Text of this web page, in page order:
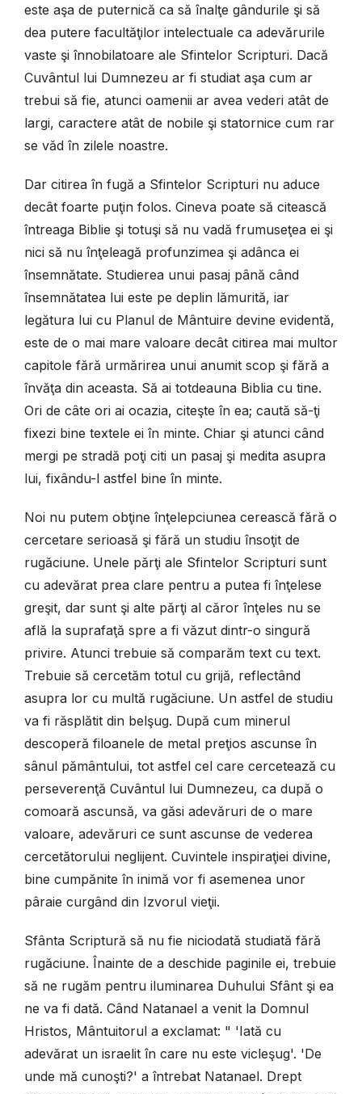
este aşa de puternică ca să înalţe gândurile şi să
dea putere facultăţilor intelectuale ca adevărurile
vaste şi înnobilatoare ale Sfintelor Scripturi. Dacă
Cuvântul lui Dumnezeu ar fi studiat aşa cum ar
trebui să fie, atunci oamenii ar avea vederi atât de
largi, caractere atât de nobile şi statornice cum rar
se văd în zilele noastre.
Dar citirea în fugă a Sfintelor Scripturi nu aduce
decât foarte puţin folos. Cineva poate să citească
întreaga Biblie şi totuşi să nu vadă frumuseţea ei şi
nici să nu înţeleagă profunzimea şi adânca ei
însemnătate. Studierea unui pasaj până când
însemnătatea lui este pe deplin lămurită, iar
legătura lui cu Planul de Mântuire devine evidentă,
este de o mai mare valoare decât citirea mai multor
capitole fără urmărirea unui anumit scop şi fără a
învăţa din aceasta. Să ai totdeauna Biblia cu tine.
Ori de câte ori ai ocazia, citeşte în ea; caută să-ţi
fixezi bine textele ei în minte. Chiar şi atunci când
mergi pe stradă poţi citi un pasaj şi medita asupra
lui, fixându-l astfel bine în minte.
Noi nu putem obţine înţelepciunea cerească fără o
cercetare serioasă şi fără un studiu însoţit de
rugăciune. Unele părţi ale Sfintelor Scripturi sunt
cu adevărat prea clare pentru a putea fi înţelese
greşit, dar sunt şi alte părţi al căror înţeles nu se
află la suprafaţă spre a fi văzut dintr-o singură
privire. Atunci trebuie să comparăm text cu text.
Trebuie să cercetăm totul cu grijă, reflectând
asupra lor cu multă rugăciune. Un astfel de studiu
va fi răsplătit din belşug. După cum minerul
descoperă filoanele de metal preţios ascunse în
sânul pământului, tot astfel cel care cercetează cu
perseverenţă Cuvântul lui Dumnezeu, ca după o
comoară ascunsă, va găsi adevăruri de o mare
valoare, adevăruri ce sunt ascunse de vederea
cercetătorului neglijent. Cuvintele inspiraţiei divine,
bine cumpănite în inimă vor fi asemenea unor
pâraie curgând din Izvorul vieţii.
Sfânta Scriptură să nu fie niciodată studiată fără
rugăciune. Înainte de a deschide paginile ei, trebuie
să ne rugăm pentru iluminarea Duhului Sfânt şi ea
ne va fi dată. Când Natanael a venit la Domnul
Hristos, Mântuitorul a exclamat: " 'Iată cu
adevărat un israelit în care nu este vicleşug'. 'De
unde mă cunoşti?' a întrebat Natanael. Drept